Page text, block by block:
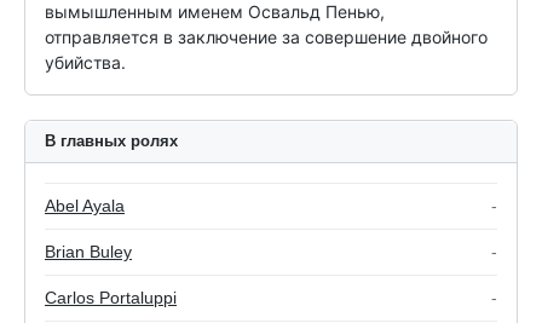
вымышленным именем Освальд Пенью,
отправляется в заключение за совершение двойного
убийства.
В главных ролях
Abel Ayala -
Brian Buley -
Carlos Portaluppi -